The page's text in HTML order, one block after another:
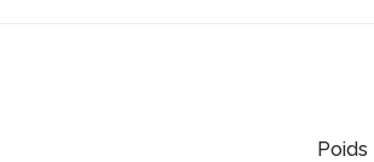
Poids